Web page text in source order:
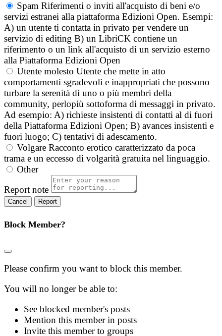
Spam Riferimenti o inviti all'acquisto di beni e/o
servizi estranei alla piattaforma Edizioni Open. Esempi:
A) un utente ti contatta in privato per vendere un
servizio di editing B) un LibriCK contiene un
riferimento o un link all'acquisto di un servizio esterno
alla Piattaforma Edizioni Open
Utente molesto Utente che mette in atto
comportamenti sgradevoli e inappropriati che possono
turbare la serenità di uno o più membri della
community, perlopiù sottoforma di messaggi in privato.
Ad esempio: A) richieste insistenti di contatti al di fuori
della Piattaforma Edizioni Open; B) avances insistenti e
fuori luogo; C) tentativi di adescamento.
Volgare Racconto erotico caratterizzato da poca
trama e un eccesso di volgarità gratuita nel linguaggio.
Other
Report note
Report
Block Member?
Please confirm you want to block this member.
You will no longer be able to:
See blocked member's posts
Mention this member in posts
Invite this member to groups